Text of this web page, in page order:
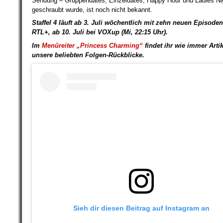
geschraubt wurde, ist noch nicht bekannt.
Staffel 4 läuft ab 3. Juli wöchentlich mit zehn neuen
RTL+, ab 10. Juli bei VOXup (Mi, 22:15 Uhr).
Im Menüreiter „Princess Charming“ findet ihr wie immer
unsere beliebten Folgen-Rückblicke.
Sieh dir diesen Beitrag auf Instagram an